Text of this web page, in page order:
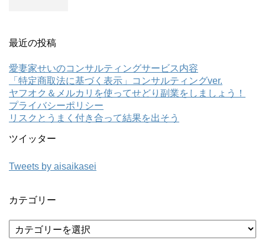
最近の投稿
愛妻家せいのコンサルティングサービス内容
「特定商取法に基づく表示」コンサルティングver.
ヤフオク＆メルカリを使ってせどり副業をしましょう！
プライバシーポリシー
リスクとうまく付き合って結果を出そう
ツイッター
Tweets by aisaikasei
カテゴリー
テ